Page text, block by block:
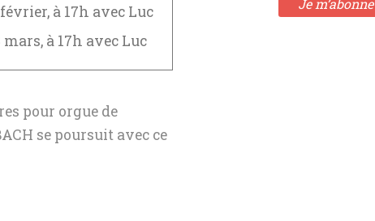
à 17h avec Luc
mars, à 17h avec Luc
pour orgue de
se poursuit avec ce